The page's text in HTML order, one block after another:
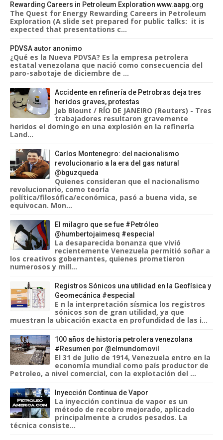
Rewarding Careers in Petroleum Exploration www.aapg.org
The Quest for Energy Rewarding Careers in Petroleum
Exploration (A slide set prepared for public talks: it is
expected that presentations c...
PDVSA autor anonimo
¿Qué es la Nueva PDVSA? Es la empresa petrolera
estatal venezolana que nació como consecuencia del
paro-sabotaje de diciembre de ...
Accidente en refinería de Petrobras deja tres
heridos graves, protestas
Jeb Blount / RÍO DE JANEIRO (Reuters) - Tres
trabajadores resultaron gravemente
heridos el domingo en una explosión en la refinería
Land...
Carlos Montenegro: del nacionalismo
revolucionario a la era del gas natural
@bguzqueda
Quienes consideran que el nacionalismo
revolucionario, como teoría
política/filosófica/económica, pasó a buena vida, se
equivocan. Mon...
El milagro que se fue #Petróleo
@humbertojaimesq #especial
La desaparecida bonanza que vivió
recientemente Venezuela permitió soñar a
los creativos gobernantes, quienes prometieron
numerosos y mill...
Registros Sónicos una utilidad en la Geofísica y
Geomecánica #especial
E n la interpretación sísmica los registros
sónicos son de gran utilidad, ya que
muestran la ubicación exacta en profundidad de las i...
100 años de historia petrolera venezolana
#Resumen por @elmundomovil
El 31 de Julio de 1914, Venezuela entro en la
economía mundial como país productor de
Petroleo, a nivel comercial, con la explotación del ...
Inyección Continua de Vapor
La inyección continua de vapor es un
método de recobro mejorado, aplicado
principalmente a crudos pesados. La
técnica consiste...